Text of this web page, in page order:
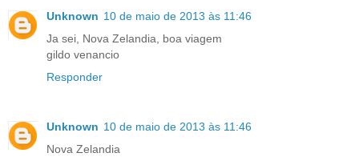
Unknown 10 de maio de 2013 às 11:46
Ja sei, Nova Zelandia, boa viagem
gildo venancio
Responder
Unknown 10 de maio de 2013 às 11:46
Nova Zelandia